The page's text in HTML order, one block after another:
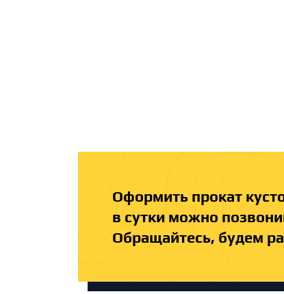
Оформить прокат
в сутки можно
Обращайтесь, будем